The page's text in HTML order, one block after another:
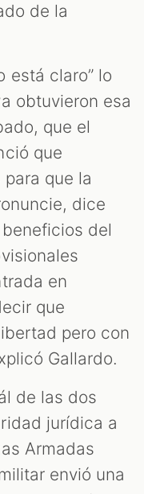
de la
está claro” lo
obtuvieron esa
que el
que
que la
dice
del
en
que
pero con
Gallardo.
de las dos
jurídica a
Armadas
envió una